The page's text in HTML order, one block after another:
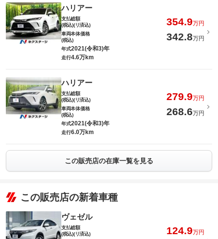
ハリアー
支払総額
(税込)(リ済込)
354.9万円
車両本体価格
(税込)
342.8万円
年式2021(令和3)年
走行4.6万km
ハリアー
支払総額
(税込)(リ済込)
279.9万円
車両本体価格
(税込)
268.6万円
年式2021(令和3)年
走行6.0万km
この販売店の在庫一覧を見る
この販売店の新着車種
ヴェゼル
支払総額
(税込)(リ済込)
124.9万円